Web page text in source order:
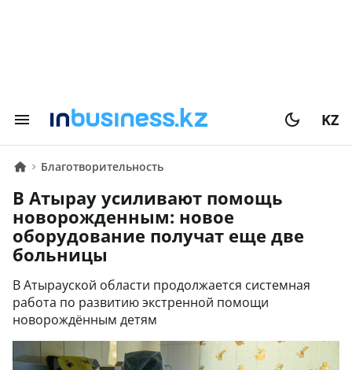
KZ
Благотворительность
В Атырау усиливают помощь
новорожденным: новое
оборудование получат еще две
больницы
В Атырауской области продолжается системная
работа по развитию экстренной помощи
новорождённым детям